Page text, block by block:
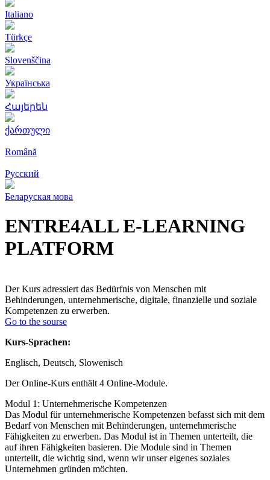
Italiano
Türkçe
Slovenščina
Українська
Հայերեն
ქართული
Română
Русский
Беларуская мова
ENTRE4ALL E-LEARNING
PLATFORM
Der Kurs adressiert das Bedürfnis von Menschen mit
Behinderungen, unternehmerische, digitale, finanzielle und soziale
Kompetenzen zu erwerben.
Go to the sourse
Kurs-Sprachen:
Englisch, Deutsch, Slowenisch
Der Online-Kurs enthält 4 Online-Module.
Modul 1: Unternehmerische Kompetenzen
Das Modul für unternehmerische Kompetenzen befasst sich mit dem
Bedarf von Menschen mit Behinderungen, unternehmerische
Fähigkeiten zu erwerben. Das Modul ist in Themen unterteilt, die
auf ihren Fähigkeiten basieren. Die Module sind in Themen
unterteilt, die wichtig sind, wenn wir unser eigenes soziales
Unternehmen gründen möchten.